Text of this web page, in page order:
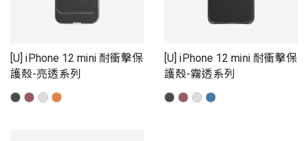
[U] iPhone 12 mini 耐衝擊保
護殼-亮透系列
[U] iPhone 12 mini 耐衝擊保
護殼-霧透系列